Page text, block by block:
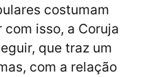
costumam
isso, a Coruja
que traz um
com a relação